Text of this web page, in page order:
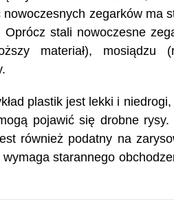
zegarków ma
stali nowoczesne
materiał), mosiądzu
plastik jest lekki i
pojawić się drobne rysy.
również podatny na
starannego